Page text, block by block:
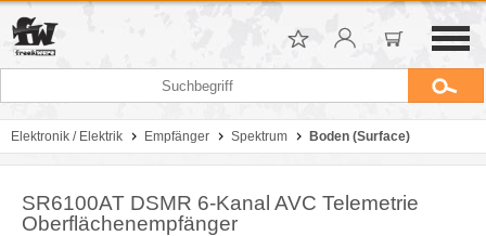
Elektronik / Elektrik Empfänger Spektrum Boden (Surface)
SR6100AT DSMR 6-Kanal AVC Telemetrie
Oberflächenempfänger